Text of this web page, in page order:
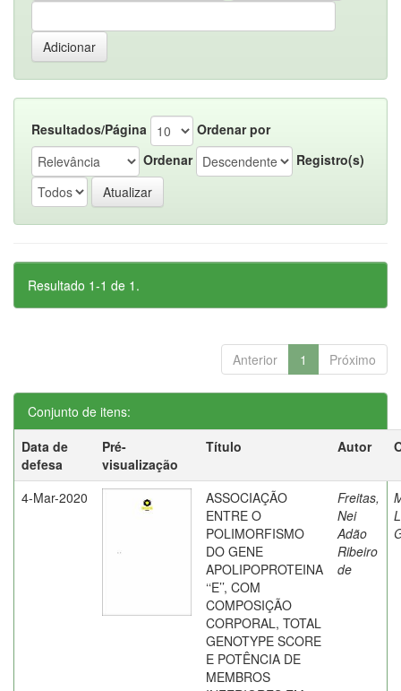
Resultados/Página
Ordenar por
Ordenar
Registro(s)
Resultado 1-1 de 1.
Anterior 1 Próximo
Conjunto de itens:
Data de
defesa
Pré-
visualização
Título Autor
4-Mar-2020
ASSOCIAÇÃO
ENTRE O
POLIMORFISMO
DO GENE
APOLIPOPROTEINA
‘‘E’’, COM
COMPOSIÇÃO
CORPORAL, TOTAL
GENOTYPE SCORE
E POTÊNCIA DE
MEMBROS
Freitas,
Nei
Adão
Ribeiro
de